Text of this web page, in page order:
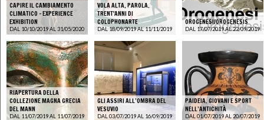
CAPIRE IL CAMBIAMENTO
CLIMATICO – EXPERIENCE
EXHIBITION
DAL 10/10/2019 AL 31/05/2020
VOLA ALTA, PAROLA.
TRENT'ANNI DI
COLOPHONARTE
DAL 18/09/2019 AL 11/11/2019
OROGENESI/OROGENESIS
DAL 17/07/2019 AL 22/09/2019
RIAPERTURA DELLA
COLLEZIONE MAGNA GRECIA
DEL MANN
DAL 11/07/2019 AL 11/07/2019
GLI ASSIRI ALL’OMBRA DEL
VESUVIO
DAL 03/07/2019 AL 16/09/2019
PAIDEIA. GIOVANI E SPORT
NELL’ANTICHITÀ
DAL 01/07/2019 AL 20/07/2019